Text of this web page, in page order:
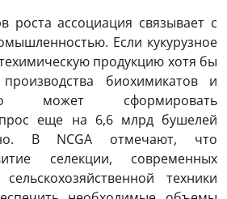
роста ассоциация связывает с
Если кукурузное
продукцию хотя бы
биохимикатов и
может сформировать
еще на 6,6 млрд бушелей
В NCGA отмечают, что
селекции, современных
техники